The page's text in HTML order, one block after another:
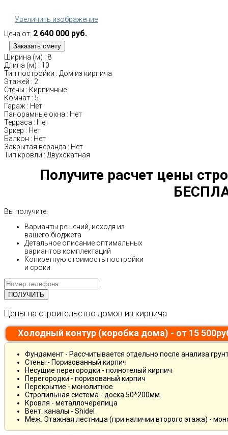
Увеличить изображение
Цена от: 2 640 000 руб.
Ширина (м) : 8
Длина (м) : 10
Тип постройки : Дом из кирпича
Этажей : 2
Стены : Кирпичные
Комнат : 5
Гараж : Нет
Панорамные окна : Нет
Терраса : Нет
Эркер : Нет
Балкон : Нет
Закрытая веранда : Нет
Тип кровли : Двухскатная
Получите расчет цены
Вы получите:
Варианты решений, исходя из
вашего бюджета
Детальное описание оптимальных
вариантов комплектаций
Конкретную стоимость постройки
и сроки
Цены на строительство домов из кирпича
Холодный контур (коробка дома) - от 15
Фундамент - Рассчитывается отдельно после анализа
Стены - Поризованный кирпич
Несущие перегородки - полнотелый кирпич
Перегородки - поризованый кирпич
Перекрытие - монолитное
Стропильная система - доска 50*200мм.
Кровля - металлочерепица
Вент. каналы - Shidel
Меж. Этажная лестница (при наличии второго этажа) -